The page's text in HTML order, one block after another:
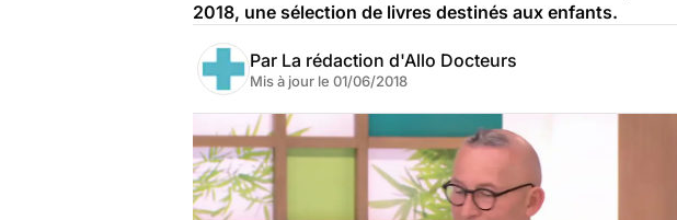
2018, une sélection de livres destinés aux enfants.
Par La rédaction d'Allo Docteurs
Mis à jour le 01/06/2018